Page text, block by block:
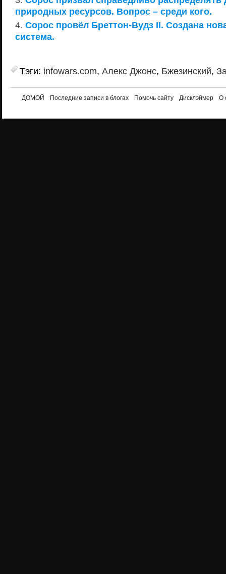
природных ресурсов. Вопрос – среди кого.
Сорос провёл Бреттон-Вудз II. Создана
система.
Тэги: infowars.com, Алекс Джонс, Бжезинский,
ДОМОЙ Последние записи в блогах Помочь сайту Дисклэймер О